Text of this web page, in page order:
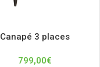
Canapé 3 places
799,00€